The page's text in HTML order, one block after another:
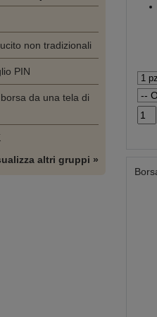
non tradizionali
PIN
da una tela di
altri gruppi »